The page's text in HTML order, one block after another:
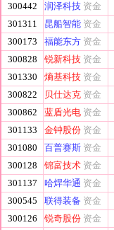
300442
润泽科技 资金
301311
昆船智能 资金
300173
福能东方 资金
300828
锐新科技 资金
301330
熵基科技 资金
300822
贝仕达克 资金
300862
蓝盾光电 资金
301133
金钟股份 资金
301080
百普赛斯 资金
300128
锦富技术 资金
301137
哈焊华通 资金
300545
联得装备 资金
300126
锐奇股份 资金